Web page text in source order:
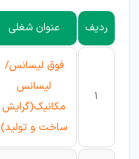
ردیف عنوان شغلی
1
فوق لیسانس/
لیسانس
مکانیک(گرایش
ساخت و تولید)